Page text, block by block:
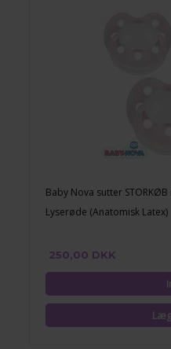
Baby Nova sutter
Lyserøde (Anatomisk Latex)
250,00 DKK